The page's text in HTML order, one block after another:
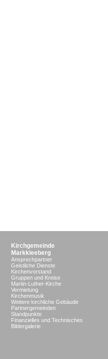
Kirchgemeinde
Markkleeberg
Ansprechpartner
Geistliche Dienste
Kirchenvorstand
Gruppen und Kreise
Martin-Luther-Kirche
Vermietung
Kirchenmusik
Weitere kirchliche Gebäude
Partnergemeinden
Standpunkte
Finanzielles und Technisches
Bildergalerie